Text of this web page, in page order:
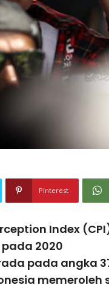
Pinterest
Index
2020
pada angka
memeroleh